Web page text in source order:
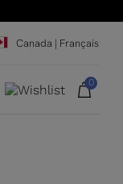
Canada | Français
0